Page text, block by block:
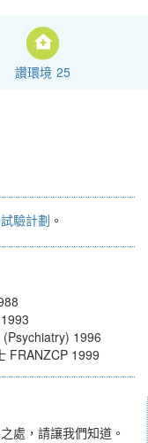
讚環境 25
驗計劃 。
1996
FRANZCP 1999
處，請讓我們知道。